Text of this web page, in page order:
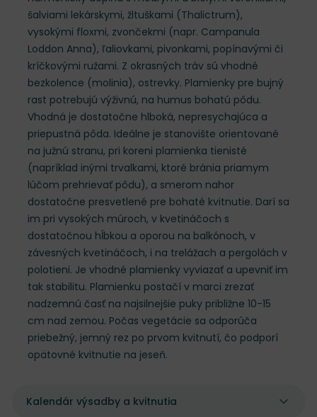
šalviami lekárskymi, žltuškami (Thalictrum),
vysokými floxmi, zvončekmi (napr. Campanula
Loddon Anna), ľaliovkami, pivonkami, popínavými či
kríčkovými ružami. Z okrasných tráv sú vhodné
bezkolence (molinia), ostrevky. Plamienky pre bujný
rast potrebujú výživnú, na humus bohatú pôdu.
Vhodná je dostatočne hlboká, nepresychajúca a
priepustná pôda. Ideálne je stanovište orientované
na južnú stranu, pri koreni plamienka tienisté
(napríklad inými trvalkami, ktoré bránia priamym
lúčom prehrievať pôdu), a smerom nahor
dostatočne presvetlené pre bohaté kvitnutie. Darí sa
im pri vysokých múroch, v kvetináčoch s
dostatočnou hĺbkou a oporou na balkónoch, v
závesných kvetináčoch, i na trelážach a pergolách v
polotieni. Je vhodné plamienky vyviazať a upevniť im
tak stabilitu. Plamienku postačí v marci zrezať
nadzemnú časť na najsilnejšie puky približne 10-15
cm nad zemou. Počas vegetácie sa odporúča
priebežný, jemný rez po prvom kvitnutí, čo podporí
opätovné kvitnutie na jeseň.
Kalendár výsadby a kvitnutia